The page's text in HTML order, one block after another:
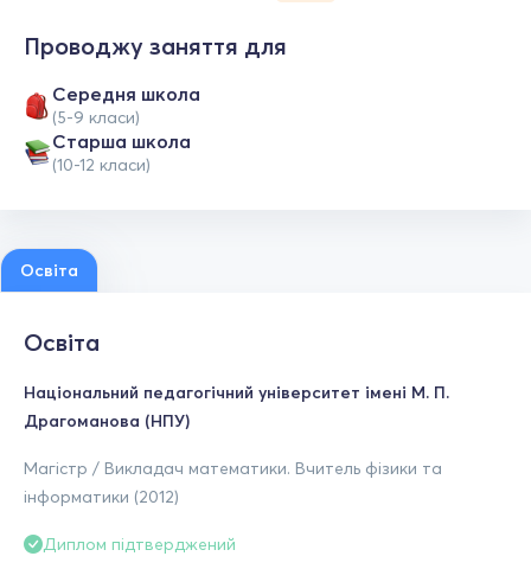
Проводжу заняття для
Середня школа
(5-9 класи)
Старша школа
(10-12 класи)
Освіта
Освіта
Національний педагогічний університет імені М. П.
Драгоманова (НПУ)
Магістр / Викладач математики. Вчитель фізики та
інформатики (2012)
Диплом підтверджений